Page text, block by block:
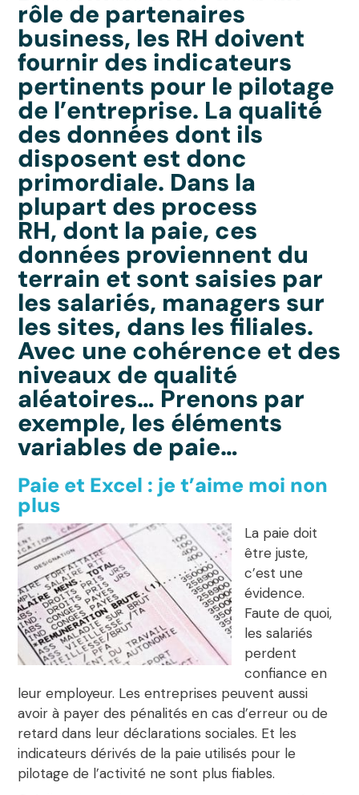
rôle de partenaires
business, les RH doivent
fournir des indicateurs
pertinents pour le pilotage
de l’entreprise. La qualité
des données dont ils
disposent est donc
primordiale. Dans la
plupart des process
RH, dont la paie, ces
données proviennent du
terrain et sont saisies par
les salariés, managers sur
les sites, dans les filiales.
Avec une cohérence et des
niveaux de qualité
aléatoires… Prenons par
exemple, les éléments
variables de paie…
Paie et Excel : je t’aime moi non
plus
La paie doit
être juste,
c’est une
évidence.
Faute de quoi,
les salariés
perdent
confiance en
leur employeur. Les entreprises peuvent aussi
avoir à payer des pénalités en cas d’erreur ou de
retard dans leur déclarations sociales. Et les
indicateurs dérivés de la paie utilisés pour le
pilotage de l’activité ne sont plus fiables.